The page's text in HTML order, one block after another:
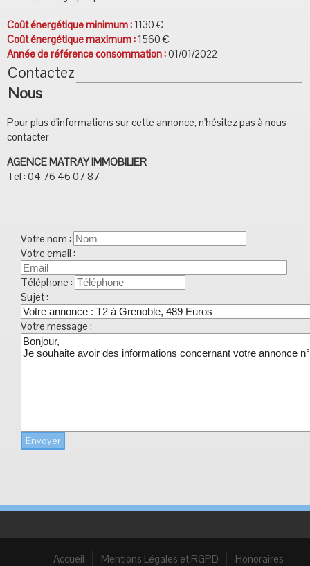
Coût énergétique minimum : 1130 €
Coût énergétique maximum : 1560 €
Année de référence consommation :01/01/2022
Contactez
Nous
Pour plus d'informations sur cette annonce, n'hésitez pas à nous
contacter
AGENCE MATRAY IMMOBILIER
Tel : 04 76 46 07 87
Votre nom :
Votre email :
Téléphone :
Sujet :
Votre message :
Envoyer
Accueil Mentions Légales et RGPD Honoraires